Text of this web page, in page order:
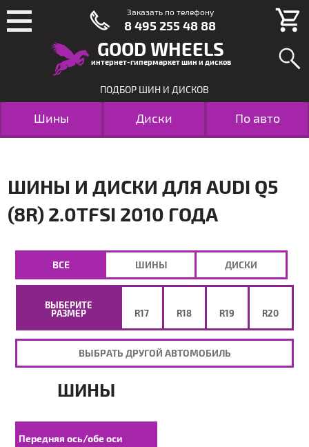
GOOD WHEELS
интернет-гипермаркет шин и дисков
ПОДБОР ШИН И ДИСКОВ
Шины Диски По авто
ШИНЫ И ДИСКИ ДЛЯ AUDI Q5
(8R) 2.0TFSI 2010 ГОДА
ВЫБЕРИТЕ
РАЗМЕР
R17 R18 R19 R20
ВЫБРАТЬ ДРУГОЙ АВТОМОБИЛЬ
ВСЕ ШИНЫ ДИСКИ
ШИНЫ
Передняя ось/обе оси
Заказать по телефону
8 495 255 48 88